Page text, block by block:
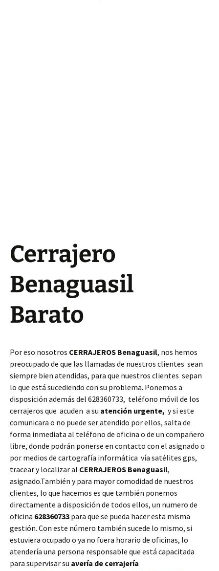
Cerrajero
Benaguasil
Barato
Por eso nosotros CERRAJEROS Benaguasil, nos hemos
preocupado de que las llamadas de nuestros clientes sean
siempre bien atendidas, para que nuestros clientes sepan
lo que está sucediendo con su problema. Ponemos a
disposición además del 628360733, teléfono móvil de los
cerrajeros que acuden a su atención urgente, y si este
comunicara o no puede ser atendido por ellos, salta de
forma inmediata al teléfono de oficina o de un compañero
libre, donde podrán ponerse en contacto con el asignado o
por medios de cartografía informática vía satélites gps,
tracear y localizar al CERRAJEROS Benaguasil,
asignado.También y para mayor comodidad de nuestros
clientes, lo que hacemos es que también ponemos
directamente a disposición de todos ellos, un numero de
oficina 628360733 para que se pueda hacer esta misma
gestión. Con este número también sucede lo mismo, si
estuviera ocupado o ya no fuera horario de oficinas, lo
atendería una persona responsable que está capacitada
para supervisar su avería de cerrajería